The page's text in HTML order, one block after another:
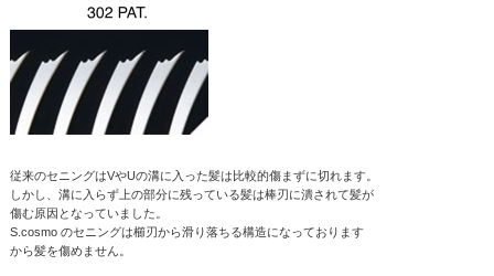
従来のセニングはVやUの溝に入った髪は比較的傷まずに切れます。
しかし、溝に入らず上の部分に残っている髪は棒刃に潰されて髪が
傷む原因となっていました。
S.cosmo のセニングは櫛刃から滑り落ちる構造になっております
から髪を傷めません。